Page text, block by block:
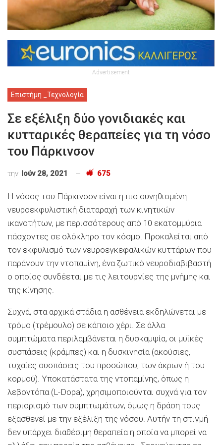
Advertisement
Επιστήμη _Τεχνολογία
Σε εξέλιξη δύο γονιδιακές και
κυτταρικές θεραπείες για τη νόσο
του Πάρκινσον
την Ιούν 28, 2021 675
Η νόσος του Πάρκινσον είναι η πιο συνηθισμένη
νευροεκφυλιστική διαταραχή των κινητικών
ικανοτήτων, με περισσότερους από 10 εκατομμύρια
πάσχοντες σε ολόκληρο τον κόσμο. Προκαλείται από
τον εκφυλισμό των νευροεγκεφαλικών κυττάρων που
παράγουν την ντοπαμίνη, ένα ζωτικό νευροδιαβιβαστή
ο οποίος συνδέεται με τις λειτουργίες της μνήμης και
της κίνησης.
Συχνά, στα αρχικά στάδια η ασθένεια εκδηλώνεται με
τρόμο (τρέμουλο) σε κάποιο χέρι. Σε άλλα
συμπτώματα περιλαμβάνεται η δυσκαμψία, οι μυϊκές
συσπάσεις (κράμπες) και η δυσκινησία (ακούσιες,
τυχαίες συσπάσεις του προσώπου, των άκρων ή του
κορμού). Υποκατάστατα της ντοπαμίνης, όπως η
λεβοντόπα (L-Dopa), χρησιμοποιούνται συχνά για τον
περιορισμό των συμπτωμάτων, όμως η δράση τους
εξασθενεί με την εξέλιξη της νόσου. Αυτήν τη στιγμή
δεν υπάρχει διαθέσιμη θεραπεία η οποία να μπορεί να